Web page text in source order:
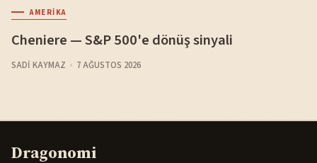
AMERIKA
Cheniere — S&P 500'e dönüş sinyali
SADI KAYMAZ 7 AĞUSTOS 2026
Dragonomi